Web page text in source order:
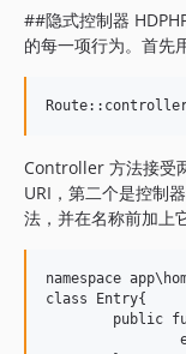
##隐式控制器
的每一项行为。首先
Controller 方法接受
URI，第二个是控制
法，并在名称前加上
namespace
class Entry{